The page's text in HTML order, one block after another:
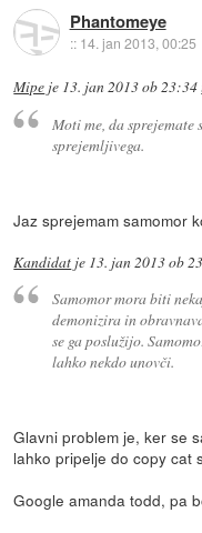
Phantomeye
:: 14. jan 2013, 00:25
Mipe je 13. jan 2013 ob 23:34
Moti me, da sprejemate
sprejemljivega.
Jaz sprejemam samomor
Kandidat je 13. jan 2013 ob
Samomor mora biti
demonizira in
se ga poslužijo.
lahko nekdo unovči.
Glavni problem je, ker se
lahko pripelje do copy cat
Google amanda todd, pa